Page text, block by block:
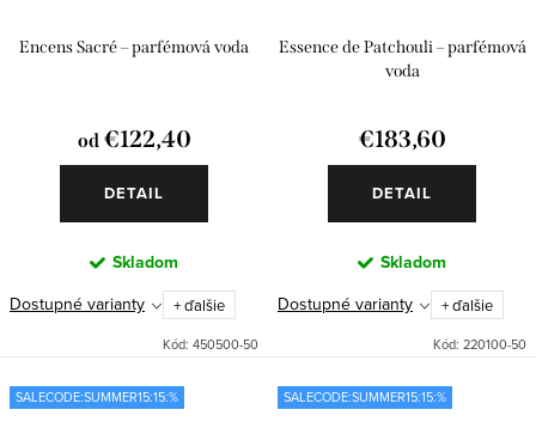
Encens Sacré – parfémová voda
od€122,40
DETAIL
Skladom
Dostupné varianty
+ ďalšie
Kód: 450500-50
Essence de Patchouli – parfémová
voda
€183,60
DETAIL
Skladom
Dostupné varianty
+ ďalšie
Kód: 220100-50
SALECODE:SUMMER15:15:% SALECODE:SUMMER15:15:%